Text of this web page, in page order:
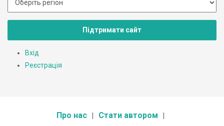
Підтримати сайт
Вхід
Реєстрація
Про нас Стати автором